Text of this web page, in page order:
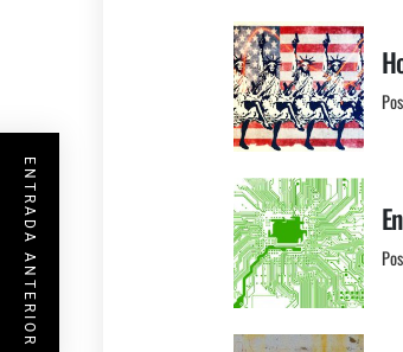
ENTRADA ANTERIOR